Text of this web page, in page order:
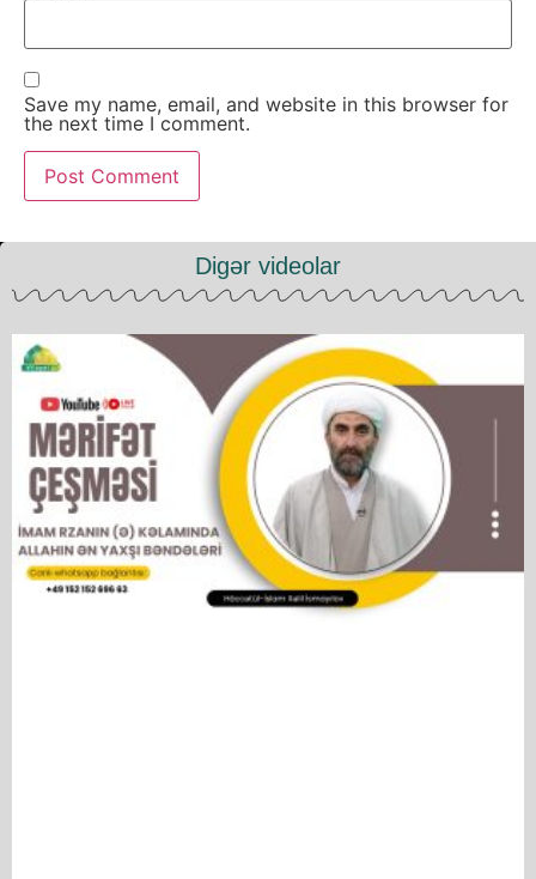
Save my name, email, and website in this browser for
the next time I comment.
Digər videolar